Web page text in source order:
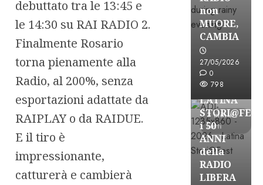
debuttato tra le 13:45 e
le 14:30 su RAI RADIO 2.
Finalmente Rosario
torna pienamente alla
Radio, al 200%, senza
esportazioni adattate da
RAIPLAY o da RAIDUE.
E il tiro è
impressionante,
catturerà e cambierà
non
MUORE,
CAMBIA
27/05/2026
0
798
3 minuti
letti
Astorri News
FREE
A
LATINA
i 50
ANNI
della
RADIO
LIBERA